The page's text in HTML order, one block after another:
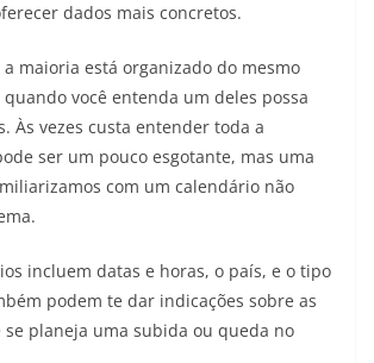
dados mais concretos.
maioria está organizado do mesmo
você entenda um deles possa
Às vezes custa entender toda a
ser um pouco esgotante, mas uma
com um calendário não
incluem datas e horas, o país, e o tipo
podem te dar indicações sobre as
se planeja uma subida ou queda no